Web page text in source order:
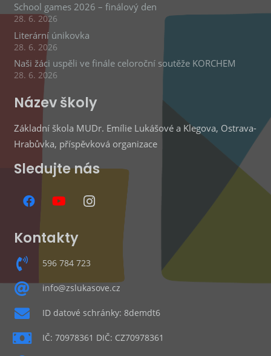
School games 2026 – finálový den
28. 6. 2026
Literární únikovka
28. 6. 2026
Naši žáci uspěli ve finále celoroční soutěže KORCHEM
28. 6. 2026
Název školy
Základní škola MUDr. Emílie Lukášové a Klegova, Ostrava-
Hrabůvka, příspěvková organizace
Sledujte nás
Kontakty
596 784 723
info@zslukasove.cz
ID datové schránky: 8demdt6
IČ: 70978361 DIČ: CZ70978361